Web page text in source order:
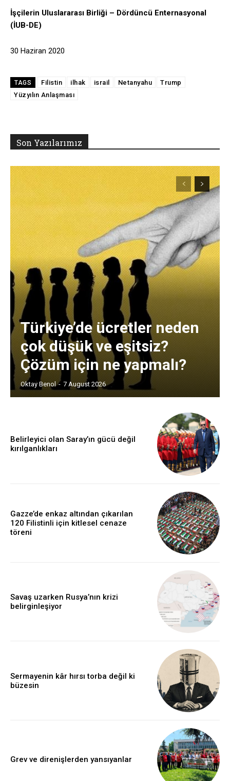
İşçilerin Uluslararası Birliği – Dördüncü Enternasyonal
(İUB-DE)
30 Haziran 2020
TAGS Filistin ilhak israil Netanyahu
Trump
Yüzyılın Anlaşması
Son Yazılarımız
Türkiye’de ücretler neden
çok düşük ve eşitsiz?
Çözüm için ne yapmalı?
Oktay Benol - 7 August 2026
Belirleyici olan Saray’ın gücü değil
kırılganlıkları
Gazze’de enkaz altından çıkarılan
120 Filistinli için kitlesel cenaze
töreni
Savaş uzarken Rusya’nın krizi
belirginleşiyor
Sermayenin kâr hırsı torba değil ki
büzesin
Grev ve direnişlerden yansıyanlar